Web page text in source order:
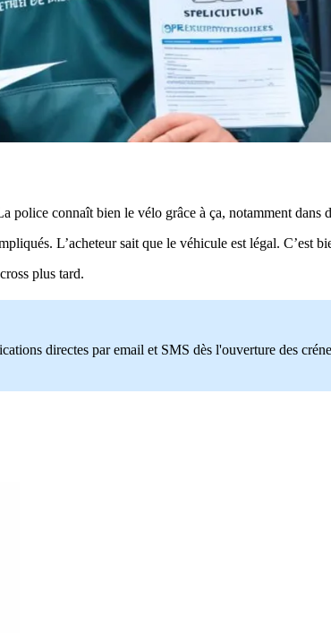
connaît bien le vélo grâce à ça, notamment dans
L’acheteur sait que le véhicule est légal. C’est
plus tard.
directes par email et SMS dès l'ouverture des